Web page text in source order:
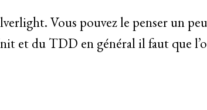
Vous pouvez le penser un peu
et du TDD en général il faut que